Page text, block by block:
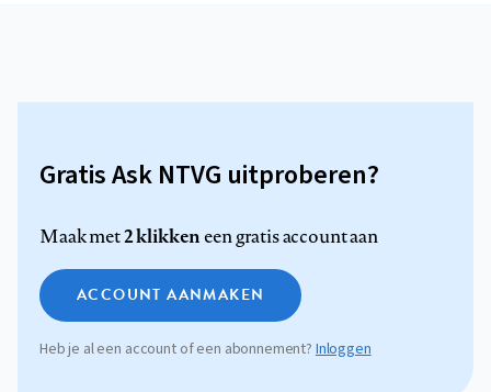
Gratis Ask NTVG uitproberen?
Maak met2 klikkeneen gratis account aan
ACCOUNT AANMAKEN
Heb je al een account of een abonnement?Inloggen